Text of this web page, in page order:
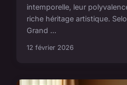
intemporelle, leur
riche héritage artistique.
Grand ...
12 février 2026